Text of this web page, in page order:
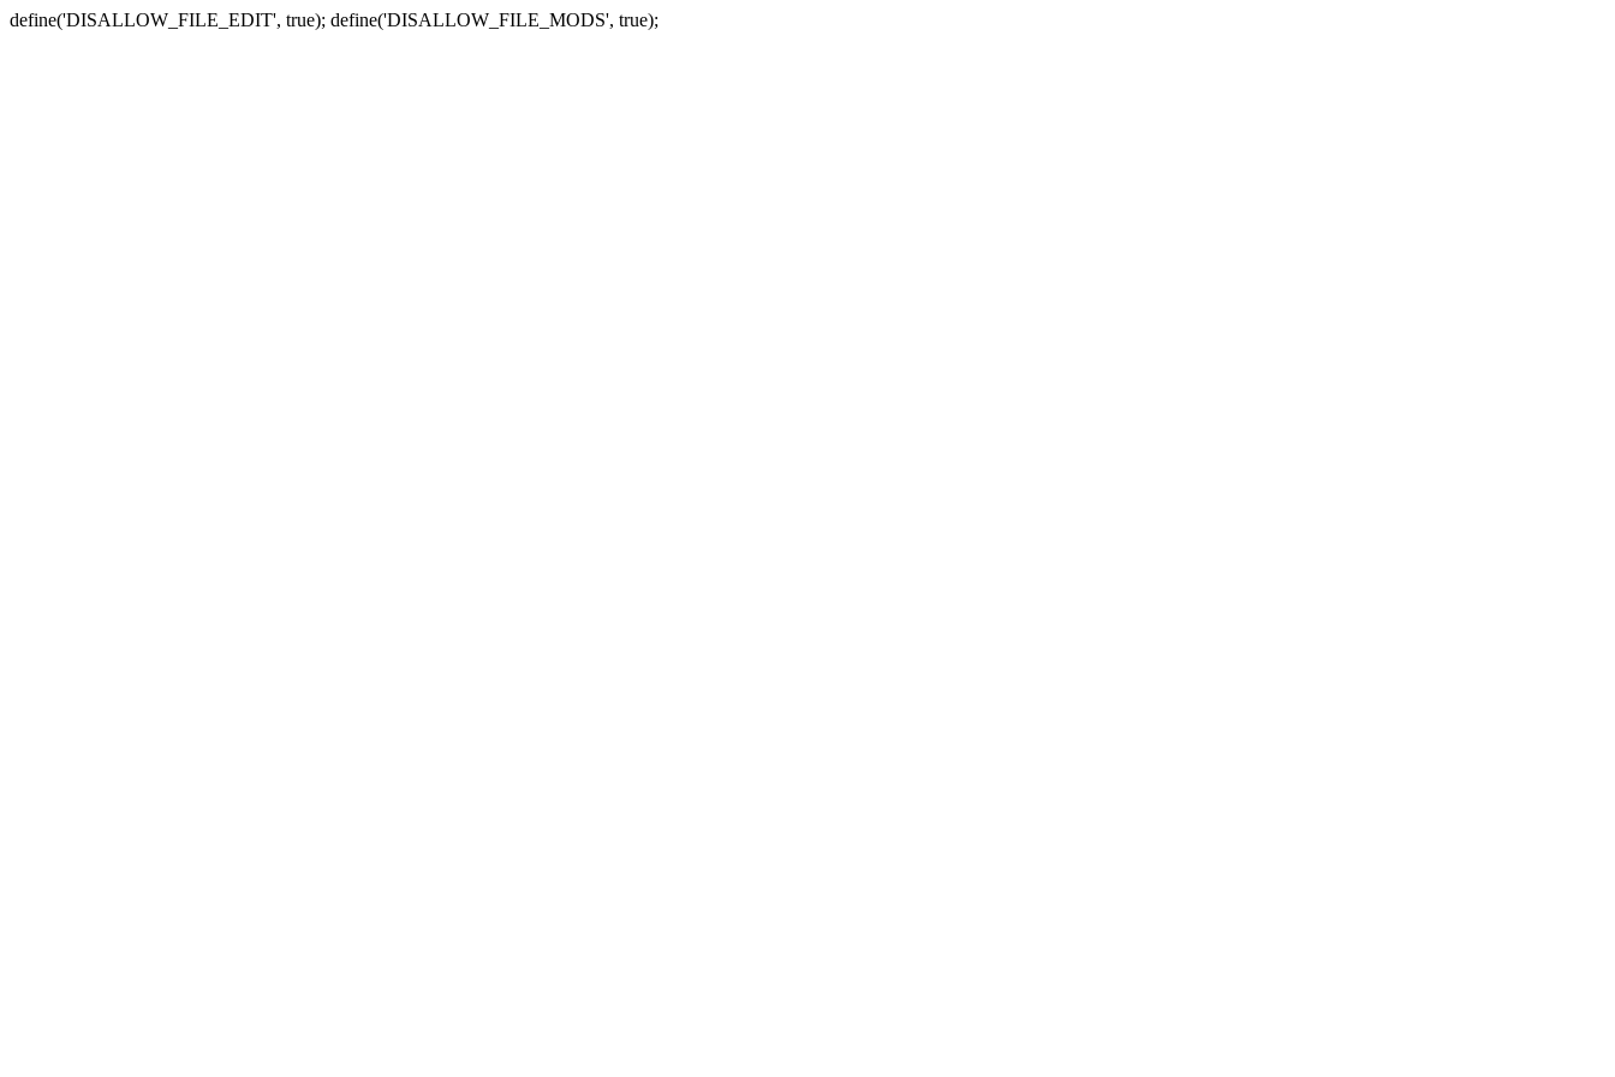
define('DISALLOW_FILE_EDIT', true); define('DISALLOW_FILE_MODS', true);